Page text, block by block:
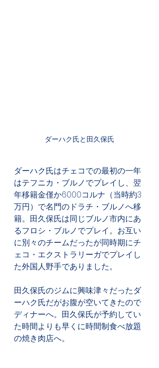
ダーハク氏と田久保氏
ダーハク氏はチェコでの最初の一年
はテフニカ・ブルノでプレイし、翌
年移籍金僅か6000コルナ（当時約3
万円）で名門のドラチ・ブルノへ移
籍。田久保氏は同じブルノ市内にあ
るフロシ・ブルノでプレイ。お互い
に別々のチームだったが同時期にチ
ェコ・エクストラリーガでプレイし
た外国人野手でありました。
田久保氏のジムに興味津々だったダ
ーハク氏だがお腹が空いてきたので
ディナーへ。田久保氏が予約してい
た時間よりも早くに時間制食べ放題
の焼き肉店へ。